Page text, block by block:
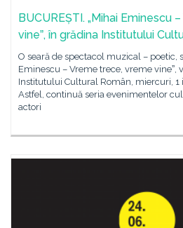
BUCUREȘTI. „Mihai Eminescu
vineˮ, în grădina Institutului
O seară de spectacol muzical – poetic,
Eminescu – Vreme trece, vreme vineˮ,
Institutului Cultural Român, miercuri, 1
Astfel, continuă seria evenimentelor
actori